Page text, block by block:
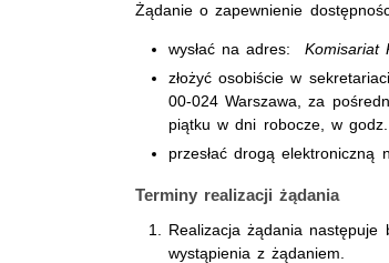
Żądanie o zapewnienie
wysłać na adres: Komisariat
złożyć osobiście w
00-024 Warszawa, za
piątku w dni robocze, w godz.
przesłać drogą elektroniczną
Terminy realizacji żądania
Realizacja żądania
wystąpienia z żądaniem.